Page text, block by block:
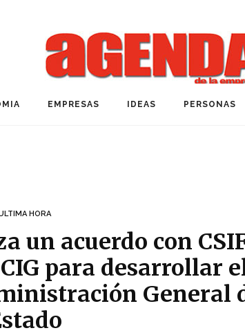
EMPRESAS IDEAS PERSONAS
HORA
un acuerdo con
CIG para desarrollar
General